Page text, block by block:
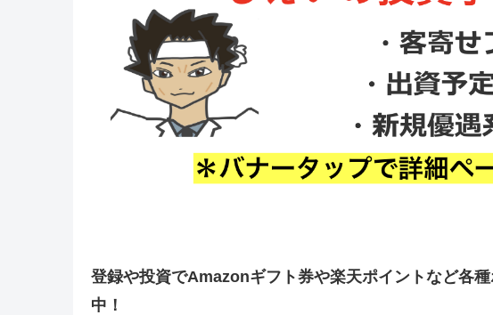
登録や投資でAmazonギフト券や楽天ポイントなど各
中！